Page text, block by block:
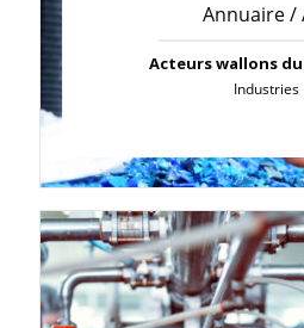
Annuaire /
Acteurs wallons
Industries